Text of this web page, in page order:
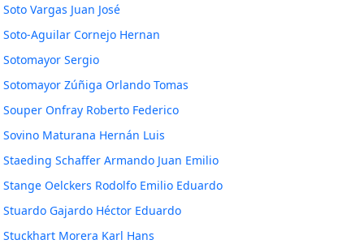
Soto Vargas Juan José
Soto-Aguilar Cornejo Hernan
Sotomayor Sergio
Sotomayor Zúñiga Orlando Tomas
Souper Onfray Roberto Federico
Sovino Maturana Hernán Luis
Staeding Schaffer Armando Juan Emilio
Stange Oelckers Rodolfo Emilio Eduardo
Stuardo Gajardo Héctor Eduardo
Stuckhart Morera Karl Hans